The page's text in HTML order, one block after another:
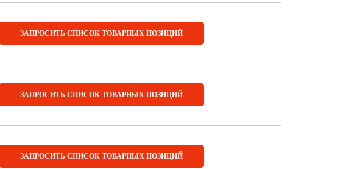
ЗАПРОСИТЬ СПИСОК ТОВАРНЫХ ПОЗИЦИЙ
ЗАПРОСИТЬ СПИСОК ТОВАРНЫХ ПОЗИЦИЙ
ЗАПРОСИТЬ СПИСОК ТОВАРНЫХ ПОЗИЦИЙ